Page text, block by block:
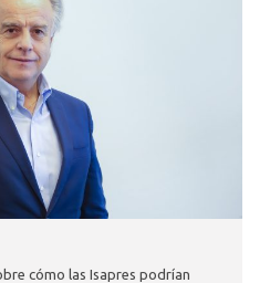
cómo las Isapres podrían